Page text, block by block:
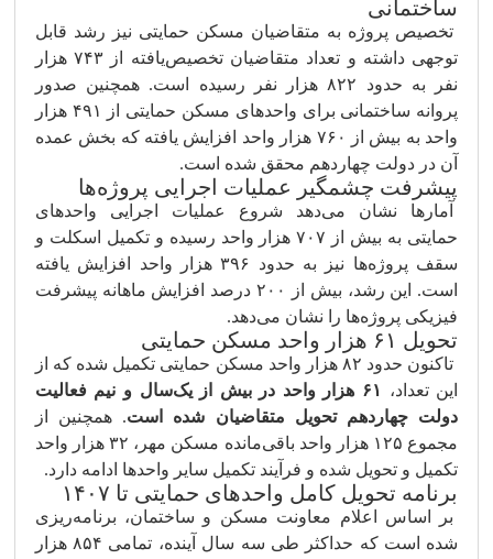
ساختمانی
تخصیص پروژه به متقاضیان مسکن حمایتی نیز رشد قابل
توجهی داشته و تعداد متقاضیان تخصیص‌یافته از ۷۴۳ هزار
نفر به حدود ۸۲۲ هزار نفر رسیده است. همچنین صدور
پروانه ساختمانی برای واحدهای مسکن حمایتی از ۴۹۱ هزار
واحد به بیش از ۷۶۰ هزار واحد افزایش یافته که بخش عمده
آن در دولت چهاردهم محقق شده است.
پیشرفت چشمگیر عملیات اجرایی پروژه‌ها
آمارها نشان می‌دهد شروع عملیات اجرایی واحدهای
حمایتی به بیش از ۷۰۷ هزار واحد رسیده و تکمیل اسکلت و
سقف پروژه‌ها نیز به حدود ۳۹۶ هزار واحد افزایش یافته
است. این رشد، بیش از ۲۰۰ درصد افزایش ماهانه پیشرفت
فیزیکی پروژه‌ها را نشان می‌دهد.
تحویل ۶۱ هزار واحد مسکن حمایتی
تاکنون حدود ۸۲ هزار واحد مسکن حمایتی تکمیل شده که از
این تعداد،
۶۱ هزار واحد در بیش از یک‌سال و نیم فعالیت
دولت چهاردهم تحویل متقاضیان شده است. همچنین از
مجموع ۱۲۵ هزار واحد باقی‌مانده مسکن مهر، ۳۲ هزار واحد
تکمیل و تحویل شده و فرآیند تکمیل سایر واحدها ادامه دارد.
برنامه تحویل کامل واحدهای حمایتی تا ۱۴۰۷
بر اساس اعلام معاونت مسکن و ساختمان، برنامه‌ریزی
شده است که حداکثر طی سه سال آینده، تمامی ۸۵۴ هزار